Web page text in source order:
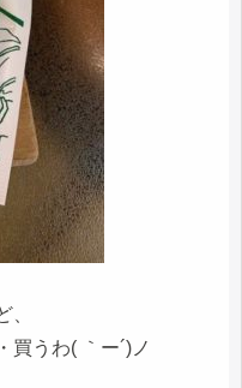
、
買うわ( ｀ー´)ノ